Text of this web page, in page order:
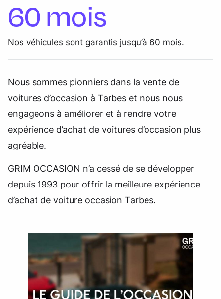
60 mois
Nos véhicules sont garantis jusqu’à 60 mois.
Nous sommes pionniers dans la vente de
voitures d’occasion à Tarbes et nous nous
engageons à améliorer et à rendre votre
expérience d’achat de voitures d’occasion plus
agréable.
GRIM OCCASION n’a cessé de se développer
depuis 1993 pour offrir la meilleure expérience
d’achat de voiture occasion Tarbes.